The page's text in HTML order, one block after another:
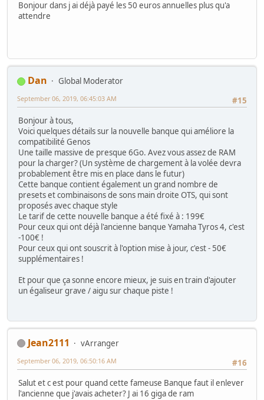
Bonjour dans j ai déjà payé les 50 euros annuelles plus qu'a
attendre
Dan
Global Moderator
#15
September 06, 2019, 06:45:03 AM
Bonjour à tous,
Voici quelques détails sur la nouvelle banque qui améliore la
compatibilité Genos
Une taille massive de presque 6Go. Avez vous assez de RAM
pour la charger? (Un système de chargement à la volée devra
probablement être mis en place dans le futur)
Cette banque contient également un grand nombre de
presets et combinaisons de sons main droite OTS, qui sont
proposés avec chaque style
Le tarif de cette nouvelle banque a été fixé à : 199€
Pour ceux qui ont déjà l'ancienne banque Yamaha Tyros 4, c'est
-100€ !
Pour ceux qui ont souscrit à l'option mise à jour, c'est - 50€
supplémentaires !
Et pour que ça sonne encore mieux, je suis en train d'ajouter
un égaliseur grave / aigu sur chaque piste !
Jean2111
vArranger
#16
September 06, 2019, 06:50:16 AM
Salut et c est pour quand cette fameuse Banque faut il enlever
l'ancienne que j'avais acheter? J ai 16 giga de ram